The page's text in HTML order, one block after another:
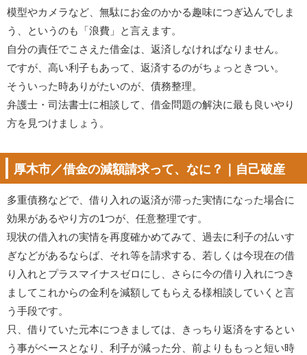
模型やカメラなど、無駄にお金のかかる趣味につぎ込んでしま
う、というのも「浪費」と言えます。
自分の責任でこさえた借金は、返済しなければなりません。
ですが、高い利子もあって、返済するのがちょっときつい。
そういった時ありがたいのが、債務整理。
弁護士・司法書士に相談して、借金問題の解決に最も良いやり
方を見つけましょう。
厚木市／借金の減額請求って、なに？｜自己破産
多重債務などで、借り入れの返済が滞った実情になった場合に
効果があるやり方の1つが、任意整理です。
現状の借入れの実情を再度確かめてみて、過去に利子の払いす
ぎなどがあるならば、それ等を請求する、若しくは今現在の借
り入れとプラスマイナスゼロにし、さらに今の借り入れにつき
ましてこれからの金利を減額してもらえる様相談していくと言
う手段です。
只、借りていた元本につきましては、きっちり返済をするとい
う事がベースとなり、利子が減った分、前よりももっと短い時